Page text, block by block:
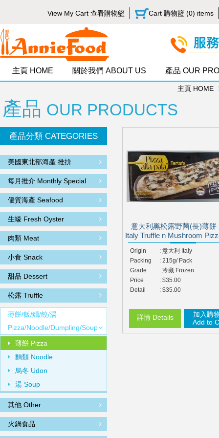
View My Cart 查看購物籃 Cart 購物籃 (0) items
主頁 HOME 關於我們 ABOUT US 產品 OUR
主頁 HOME
產品 OUR PRODUCTS
產品分類 CATEGORIES
美國東北部海產 推扴
每月推介 Monthly Special
優質海產 Seafood
生蠔 Fresh Oyster
肉類 Meat
小食 Snack
甜品 Dessert
松露 Truffle
薄餅/飯/麵/餃/湯
Pizza/Noodle/Dumpling/Soup
薄餅 Pizza
麵類 Noodle
烏冬 Udon
湯 Soup
其他 Other
火鍋食品
意大利黑松露野菌(長)薄餅
Italy Truffle n Mushroom
Origin
: 意大利 Italy
Packing
: 215g/ Pack
Grade
: 冷藏 Frozen
Price
: $35.00
Detail
: $35.00
詳情 Details
加入購
Add to